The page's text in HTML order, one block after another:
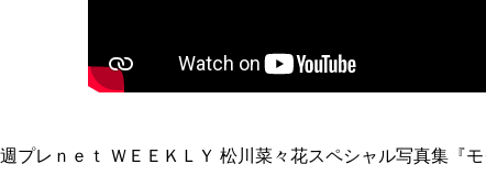
週プレｎｅｔ ＷＥＥＫＬＹ 松川菜々花スペシャル写真集『